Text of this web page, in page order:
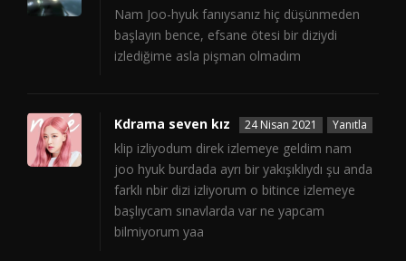
Nam Joo-hyuk fanıysanız hiç düşünmeden
başlayın bence, efsane ötesi bir diziydi
izlediğime asla pişman olmadım
Kdrama seven kız 24 Nisan 2021 Yanıtla
klip izliyodum direk izlemeye geldim nam
joo hyuk burdada ayrı bir yakışıklıydı şu anda
farklı nbir dizi izliyorum o bitince izlemeye
başlıycam sınavlarda var ne yapcam
bilmiyorum yaa